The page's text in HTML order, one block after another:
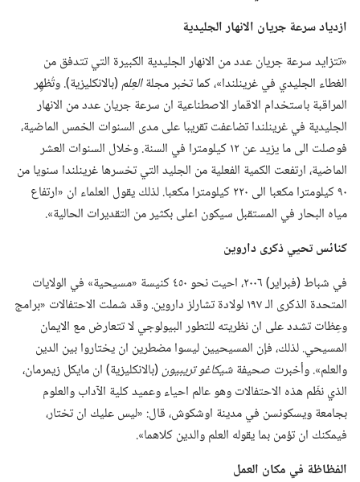
ازدياد سرعة جريان الانهار الجليدية
‏«تتزايد سرعة جريان عدد من الانهار الجليدية الكبيرة التي تتدفق من
الغطاء الجليدي في غرينلندا»،‏ كما تخبر مجلةالعِلم‏(‏بالانكليزية)‏.‏ وتُظهِر
المراقبة باستخدام الاقمار الاصطناعية ان سرعة جريان عدد من الانهار
الجليدية في غرينلندا تضاعفت تقريبا على مدى السنوات الخمس الماضية،‏
فوصلت الى ما يزيد عن ١٢ كيلومترا في السنة.‏ وخلال السنوات العشر
الماضية،‏ ارتفعت الكمية الفعلية من الجليد التي تخسرها غرينلندا سنويا من
٩٠ كيلومترا مكعبا الى ٢٢٠ كيلومترا مكعبا.‏ لذلك يقول العلماء ان «ارتفاع
مياه البحار في المستقبل سيكون اعلى بكثير من التقديرات الحالية».‏
كنائس تحيي ذكرى داروين
في شباط (‏فبراير)‏ ٢٠٠٦،‏ احيت نحو ٤٥٠ كنيسة «مسيحية» في الولايات
المتحدة الذكرى الـ‍ ١٩٧ لولادة تشارلز داروين.‏ وقد شملت الاحتفالات «برامج
وعِظات تشدد على ان نظريته للتطور البيولوجي لا تتعارض مع الايمان
المسيحي.‏ لذلك،‏ فإن المسيحيين ليسوا مضطرين ان يختاروا بين الدين
والعلم».‏ وأخبرت صحيفةشيكاغو تريبيون‏(‏بالانكليزية)‏ ان مايكل زيمرمان،‏
الذي نظّم هذه الاحتفالات وهو عالم احياء وعميد كلية الآداب والعلوم
بجامعة ويسكونسن في مدينة اوشكوش،‏ قال:‏ «ليس عليك ان تختار،‏
فيمكنك ان تؤمن بما يقوله العلم والدين كلاهما».‏
الفظاظة في مكان العمل